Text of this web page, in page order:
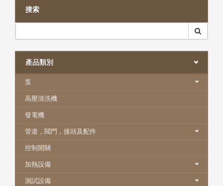
搜索
產品類別
泵
高壓清洗機
發電機
管道，閥門，接頭及配件
控制開關
加熱設備
測試設備